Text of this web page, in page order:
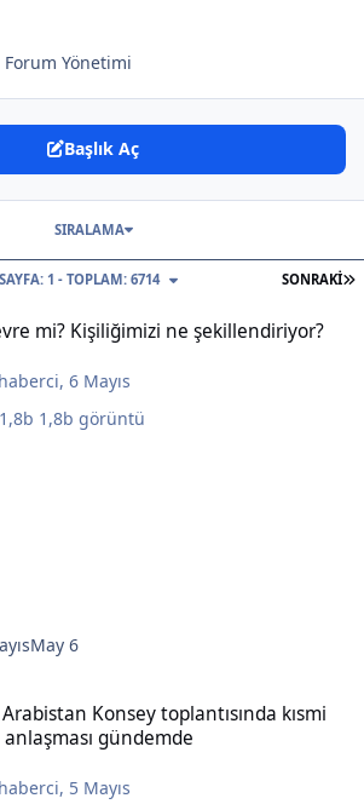
Yönetimi
Başlık Aç
SONRAKI
SAYFA: 1 - TOPLAM: 6714
SIRALAMA
mi? Kişiliğimizi ne şekillendiriyor?
,6 Mayıs
1,8b görüntü
May 6
Konsey toplantısında kısmi
gündemde
, 5 Mayıs